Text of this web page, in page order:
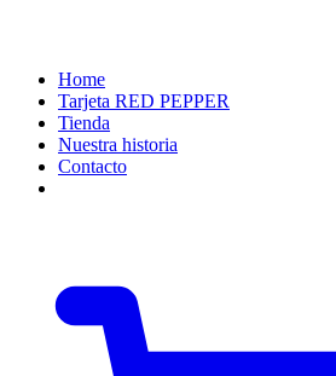
Home
Tarjeta RED PEPPER
Tienda
Nuestra historia
Contacto